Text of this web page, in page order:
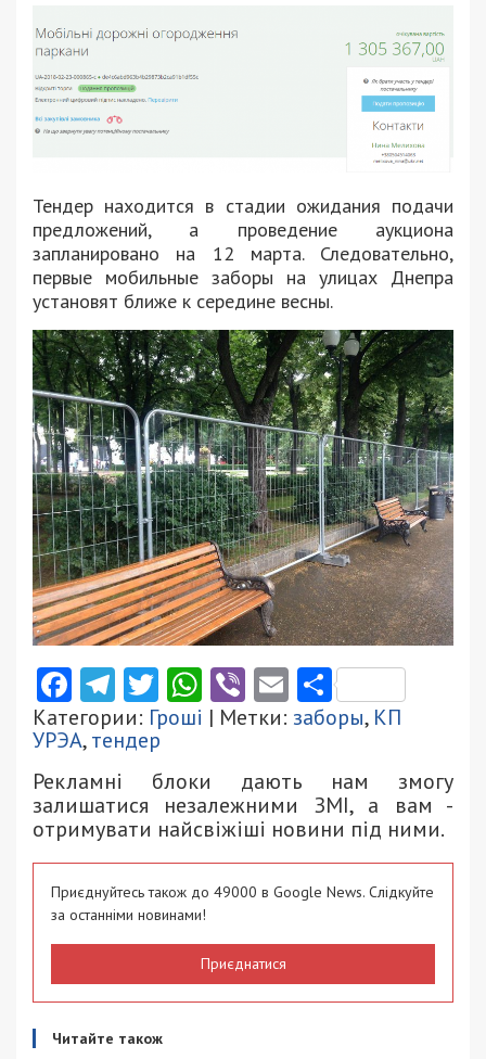
Тендер находится в стадии ожидания подачи
предложений, а проведение аукциона
запланировано на 12 марта. Следовательно,
первые мобильные заборы на улицах Днепра
установят ближе к середине весны.
Facebook
Telegram
Twitter
WhatsApp
ViberEmail
Категории: Гроші | Метки: заборы, КП
УРЭА,тендер
Рекламні блоки дають нам змогу
залишатися незалежними ЗМІ, а вам -
отримувати найсвіжіші новини під ними.
Приєднуйтесь також до 49000 в Google News. Слідкуйте
за останніми новинами!
Приєднатися
Читайте також